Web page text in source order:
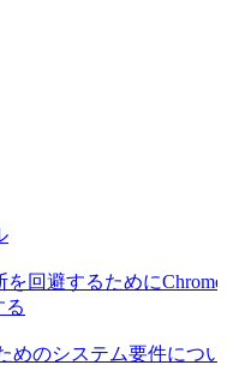
を回避するために
る
めのシステム要件につ